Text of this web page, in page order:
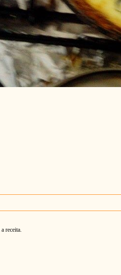
receita.